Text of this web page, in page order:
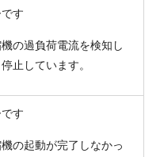
す
の過負荷電流を検知し
止しています。
す
の起動が完了しなかっ